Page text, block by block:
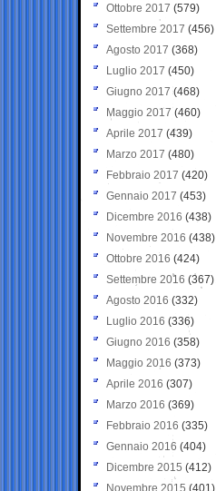
Ottobre 2017 (579)
Settembre 2017 (456)
Agosto 2017 (368)
Luglio 2017 (450)
Giugno 2017 (468)
Maggio 2017 (460)
Aprile 2017 (439)
Marzo 2017 (480)
Febbraio 2017 (420)
Gennaio 2017 (453)
Dicembre 2016 (438)
Novembre 2016 (438)
Ottobre 2016 (424)
Settembre 2016 (367)
Agosto 2016 (332)
Luglio 2016 (336)
Giugno 2016 (358)
Maggio 2016 (373)
Aprile 2016 (307)
Marzo 2016 (369)
Febbraio 2016 (335)
Gennaio 2016 (404)
Dicembre 2015 (412)
Novembre 2015 (401)